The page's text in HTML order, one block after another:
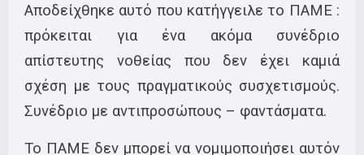
Αποδείχθηκε αυτό που κατήγγειλε το ΠΑΜΕ :
πρόκειται για ένα ακόμα συνέδριο
απίστευτης νοθείας που δεν έχει καμιά
σχέση με τους πραγματικούς συσχετισμούς.
Συνέδριο με αντιπροσώπους – φαντάσματα.
Το ΠΑΜΕ δεν μπορεί να νομιμοποιήσει αυτόν